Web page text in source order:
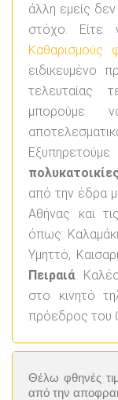
άλλη εμείς
στόχο. Είτε
Καθαρισμούς
ειδικευμένο
τελευταίας
μπορούμε
Εξυπηρετούμε
πολυκατοικίες
από την έδρα
Αθήνας και
όπως:
Υμηττό,
Πειραιά .
στο κινητό
πρόεδρος του
Θέλω φθηνές
από την